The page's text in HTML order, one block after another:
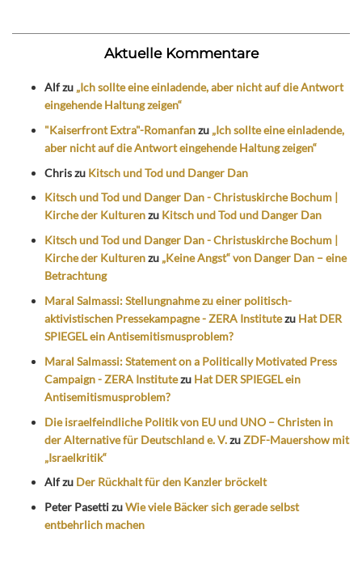
Aktuelle Kommentare
Alfzu „Ich sollte eine einladende, aber nicht auf die Antwort
eingehende Haltung zeigen“
"Kaiserfront Extra"-Romanfanzu „Ich sollte eine einladende,
aber nicht auf die Antwort eingehende Haltung zeigen“
Chriszu Kitsch und Tod und Danger Dan
Kitsch und Tod und Danger Dan - Christuskirche Bochum |
Kirche der Kulturenzu Kitsch und Tod und Danger Dan
Kitsch und Tod und Danger Dan - Christuskirche Bochum |
Kirche der Kulturenzu „Keine Angst“ von Danger Dan – eine
Betrachtung
Maral Salmassi: Stellungnahme zu einer politisch-
aktivistischen Pressekampagne - ZERA Institutezu Hat DER
SPIEGEL ein Antisemitismusproblem?
Maral Salmassi: Statement on a Politically Motivated Press
Campaign - ZERA Institutezu Hat DER SPIEGEL ein
Antisemitismusproblem?
Die israelfeindliche Politik von EU und UNO – Christen in
der Alternative für Deutschland e. V.zuZDF-Mauershow mit
„Israelkritik“
Alfzu Der Rückhalt für den Kanzler bröckelt
Peter PasettizuWie viele Bäcker sich gerade selbst
entbehrlich machen